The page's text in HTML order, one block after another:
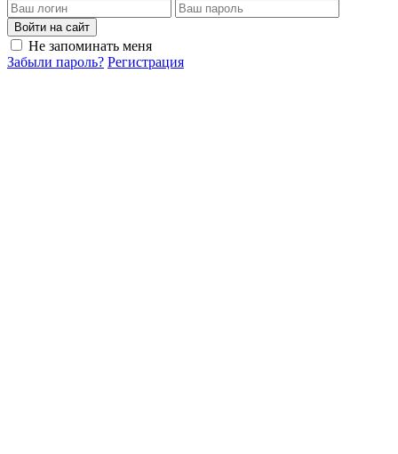
Войти на сайт
Не запоминать меня
Забыли пароль? Регистрация